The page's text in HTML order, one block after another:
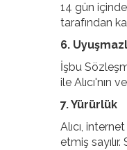
14 gün
tarafından
6.
İşbu
ile Alıcı'nın
7. Yürürlük
Alıcı,
etmiş